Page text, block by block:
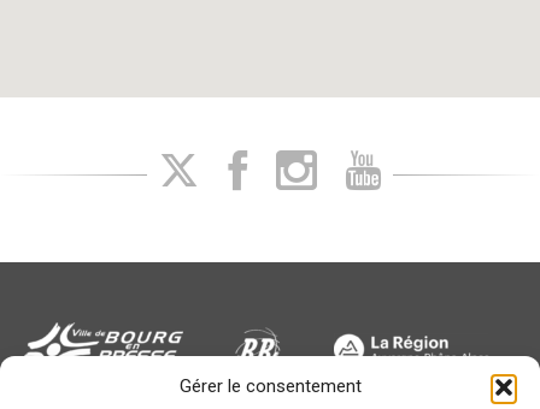
Gérer le consentement